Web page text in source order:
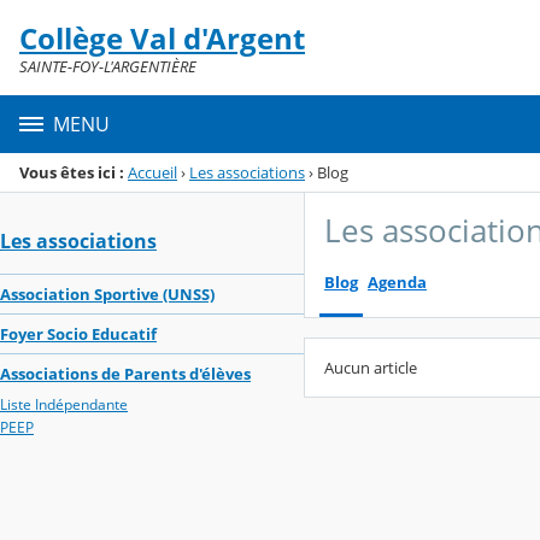
Menu de la rubrique
Contenu
Collège Val d'Argent
SAINTE-FOY-L'ARGENTIÈRE
MENU
Vous êtes ici : Accueil› Les associations› Blog
Les associations
Association Sportive (UNSS)
Foyer Socio Educatif
Associations de Parents d'élèves
Liste Indépendante
PEEP
Les
Blog Agenda
Aucun article